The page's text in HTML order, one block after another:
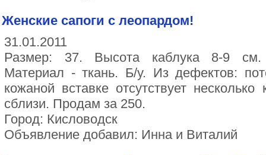
Женские сапоги с леопардом!
31.01.2011
Размер: 37. Высота каблука 8-9 см.
Материал - ткань. Б/у. Из дефектов:
кожаной вставке отсутствует
сблизи. Продам за 250.
Город: Кисловодск
Объявление добавил: Инна и Виталий